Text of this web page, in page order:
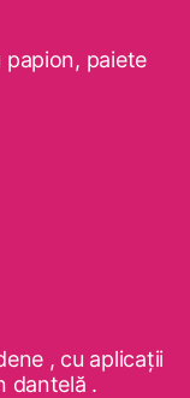
papion, paiete
, cu aplicaţii
dantelă .